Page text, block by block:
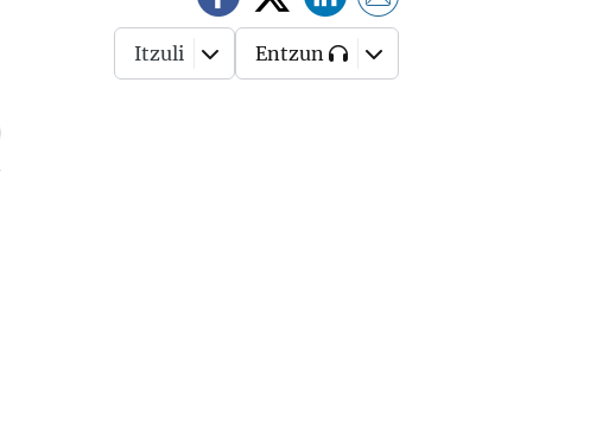
Itzuli Entzun